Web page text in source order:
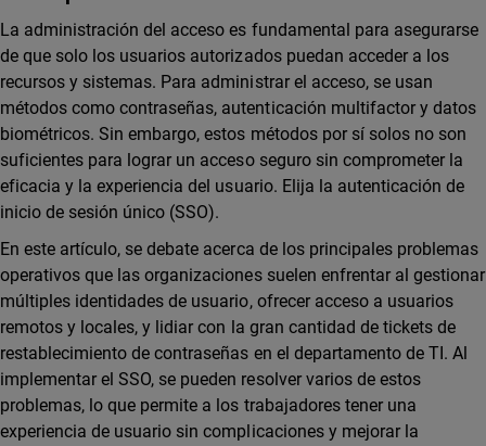
La administración del acceso es fundamental para asegurarse
de que solo los usuarios autorizados puedan acceder a los
recursos y sistemas. Para administrar el acceso, se usan
métodos como contraseñas, autenticación multifactor y datos
biométricos. Sin embargo, estos métodos por sí solos no son
suficientes para lograr un acceso seguro sin comprometer la
eficacia y la experiencia del usuario. Elija la autenticación de
inicio de sesión único (SSO).
En este artículo, se debate acerca de los principales problemas
operativos que las organizaciones suelen enfrentar al gestionar
múltiples identidades de usuario, ofrecer acceso a usuarios
remotos y locales, y lidiar con la gran cantidad de tickets de
restablecimiento de contraseñas en el departamento de TI. Al
implementar el SSO, se pueden resolver varios de estos
problemas, lo que permite a los trabajadores tener una
experiencia de usuario sin complicaciones y mejorar la